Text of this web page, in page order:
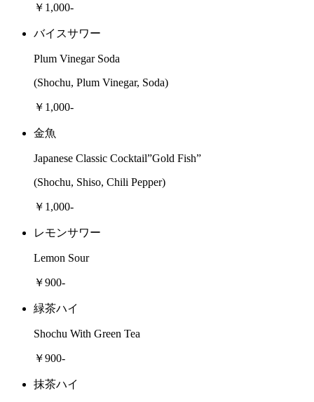
￥1,000-
バイスサワー
Plum Vinegar Soda
(Shochu, Plum Vinegar, Soda)
￥1,000-
金魚
Japanese Classic Cocktail”Gold Fish”
(Shochu, Shiso, Chili Pepper)
￥1,000-
レモンサワー
Lemon Sour
￥900-
緑茶ハイ
Shochu With Green Tea
￥900-
抹茶ハイ